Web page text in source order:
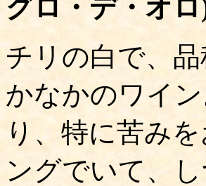
グロ・デ・オロ
チリの白で、
かなかのワイ
り、特に苦み
ングでいて、